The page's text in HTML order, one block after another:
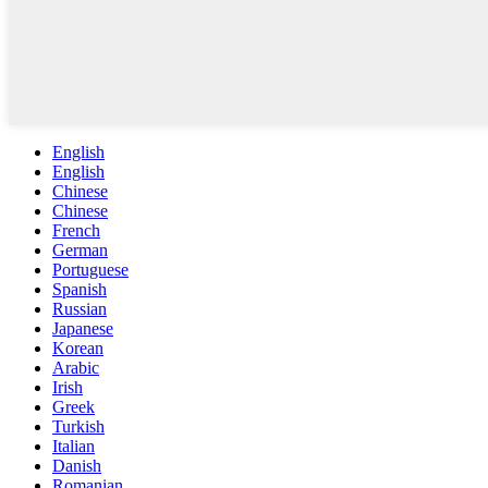
English
English
Chinese
Chinese
French
German
Portuguese
Spanish
Russian
Japanese
Korean
Arabic
Irish
Greek
Turkish
Italian
Danish